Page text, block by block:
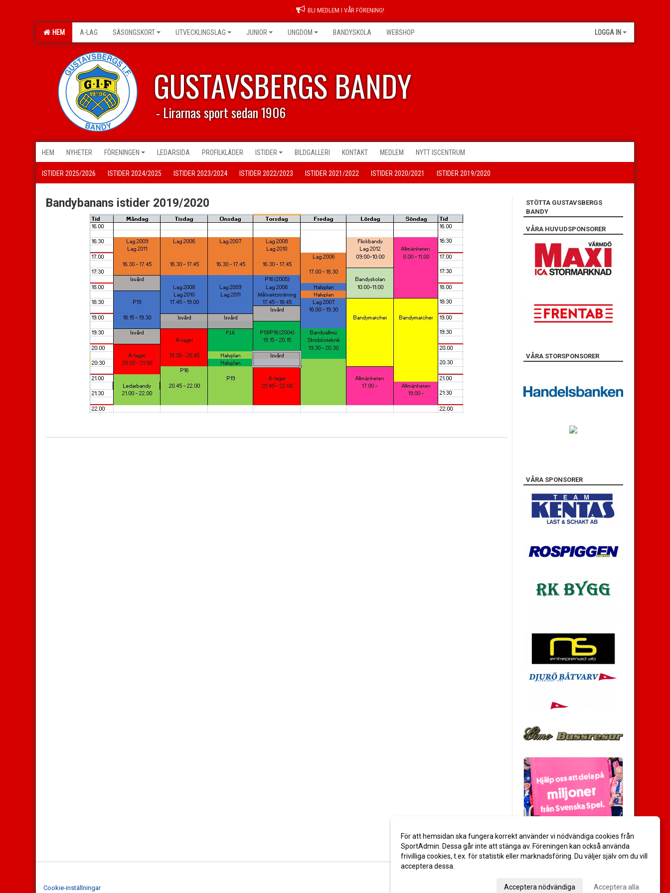
BLI MEDLEM I VÅR FÖRENING!
HEM A-LAG SÄSONGSKORT UTVECKLINGSLAG JUNIOR UNGDOM BANDYSKOLA WEBSHOP LOGGA IN
GUSTAVSBERGS BANDY
- Lirarnas sport sedan 1906
HEM NYHETER FÖRENINGEN LEDARSIDA PROFILKLÄDER ISTIDER BILDGALLERI KONTAKT MEDLEM NYTT ISCENTRUM
ISTIDER 2025/2026 ISTIDER 2024/2025 ISTIDER 2023/2024 ISTIDER 2022/2023 ISTIDER 2021/2022 ISTIDER 2020/2021 ISTIDER 2019/2020
Bandybanans istider 2019/2020
STÖTTA GUSTAVSBERGS
BANDY
VÅRA HUVUDSPONSORER
VÅRA STORSPONSORER
VÅRA SPONSORER
Cookie-inställningar
För att hemsidan ska fungera korrekt använder vi nödvändiga cookies från
SportAdmin. Dessa går inte att stänga av. Föreningen kan också använda
frivilliga cookies, t.ex. för statistik eller marknadsföring. Du väljer själv om du vill
acceptera dessa.
Acceptera nödvändiga Acceptera alla